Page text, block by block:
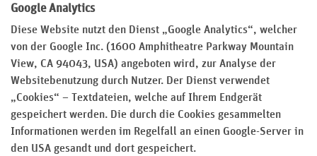
Google Analytics
Diese Website nutzt den Dienst „Google Analytics“, welcher
von der Google Inc. (1600 Amphitheatre Parkway Mountain
View, CA 94043, USA) angeboten wird, zur Analyse der
Websitebenutzung durch Nutzer. Der Dienst verwendet
„Cookies“ – Textdateien, welche auf Ihrem Endgerät
gespeichert werden. Die durch die Cookies gesammelten
Informationen werden im Regelfall an einen Google-Server in
den USA gesandt und dort gespeichert.